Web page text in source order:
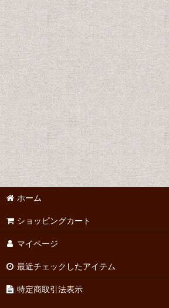
ホーム
ショッピングカート
マイページ
最近チェックしたアイテム
特定商取引法表示